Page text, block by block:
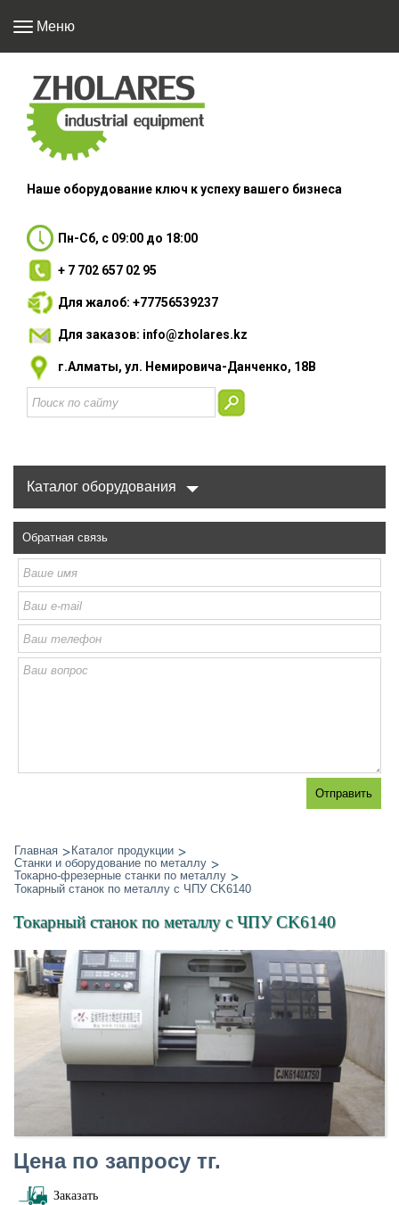
Наше оборудование ключ к успеху вашего бизнеса
Пн-Сб, с 09:00 до 18:00
+ 7 702 657 02 95
Для жалоб: +77756539237
Для заказов: info@zholares.kz
г.Алматы, ул. Немировича-Данченко, 18В
Меню
Каталог оборудования
Обратная связь
Главная
Каталог продукции
Станки и оборудование по металлу
Токарно-фрезерные станки по металлу
Токарный станок по металлу с ЧПУ CK6140
Токарный станок по металлу с ЧПУ CK6140
Цена по запросу тг.
Заказать